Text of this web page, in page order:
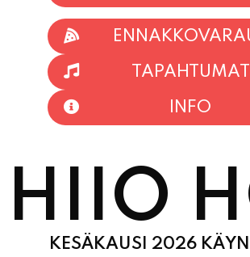
TAPAHTUMAT
INFO
HIIO
KESÄKAUSI 2026